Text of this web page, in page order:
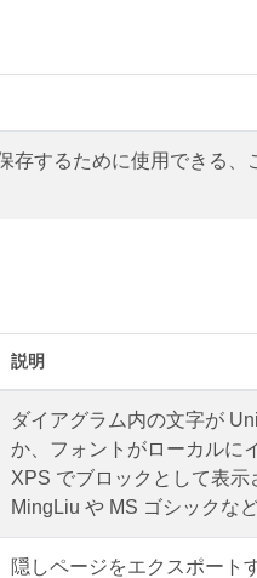
存するために使用できる、
説明
ダイアグラム内の文字が
か、フォントがローカルに
XPS でブロックとして表示
MingLiu や MS ゴシックな
隠しページをエクスポート